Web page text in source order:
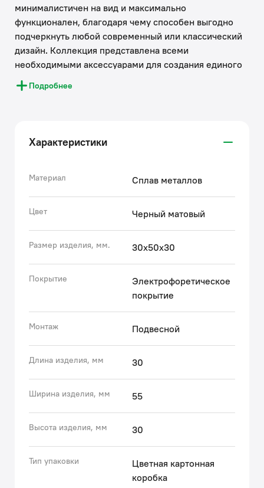
минималистичен на вид и максимально
функционален, благодаря чему способен выгодно
подчеркнуть любой современный или классический
дизайн. Коллекция представлена всеми
необходимыми аксессуарами для создания единого
стиля туалетной или ванной комнаты – с ними
ежедневный уход станет еще более комфортным.
балансировать яркие, цветные. Отличительная
особенность аксессуара – оптимально рассчитанная
банные принадлежности.
прочному и стойкому к коррозии сплаву металлов.
• Крепежные элементы скрыты корпусом, что
обеспечивает привлекательный и аккуратный
внешний вид аксессуара.
• Гарантия на аксессуары IDDIS® – 5 лет.
(с) Авторский текст, май 2021 г.
Подробнее
Характеристики
Материал Сплав металлов
Цвет Черный матовый
Размер изделия, мм. 30х50х30
Покрытие
Электрофоретическое
покрытие
Монтаж Подвесной
Длина изделия, мм 30
Ширина изделия, мм 55
Высота изделия, мм 30
Тип упаковки
Цветная картонная
коробка